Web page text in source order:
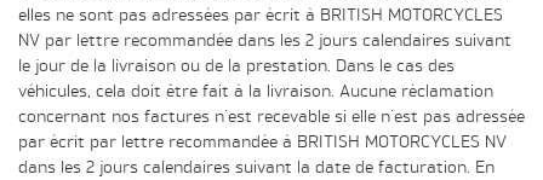
elles ne sont pas adressées par écrit à BRITISH MOTORCYCLES
NV par lettre recommandée dans les 2 jours calendaires suivant
le jour de la livraison ou de la prestation. Dans le cas des
véhicules, cela doit être fait à la livraison. Aucune réclamation
concernant nos factures n'est recevable si elle n'est pas adressée
par écrit par lettre recommandée à BRITISH MOTORCYCLES NV
dans les 2 jours calendaires suivant la date de facturation. En